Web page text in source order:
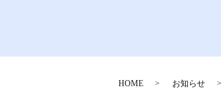
HOME お知らせ